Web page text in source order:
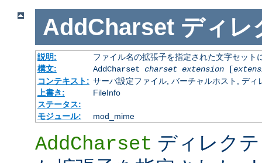
AddCharset ディレ
説明:
ファイル名の拡張子を指定された文字セット
構文:
AddCharset charset extension[
コンテキスト: サーバ設定ファイル, バーチャルホスト, ディ
上書き:
FileInfo
ステータス:
モジュール:
mod_mime
AddCharset ディレク